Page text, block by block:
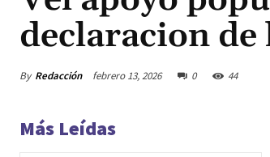
declaracion
By Redacción febrero 13, 2026 0 44
Más Leídas